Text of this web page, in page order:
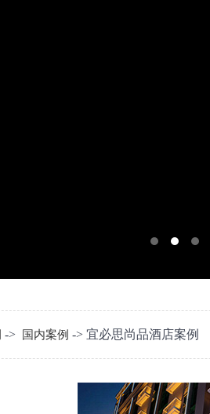
-> 国内案例 -> 宜必思尚品酒店案例